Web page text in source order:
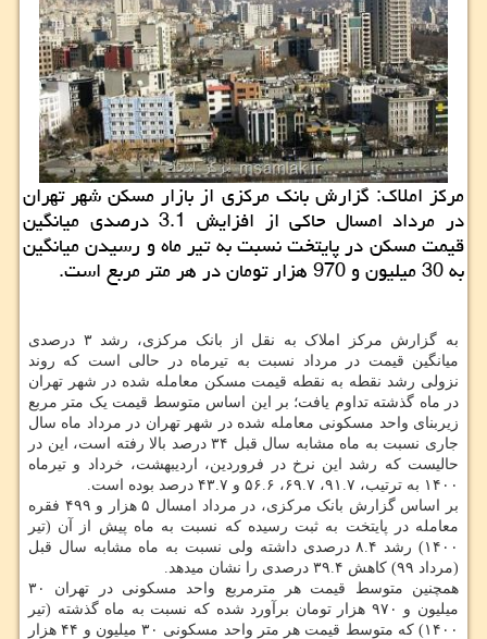
مرکز املاک: گزارش بانک مرکزی از بازار مسکن شهر تهران
در مرداد امسال حاکی از افزایش 3.1 درصدی میانگین
قیمت مسکن در پایتخت نسبت به تیر ماه و رسیدن میانگین
به 30 میلیون و 970 هزار تومان در هر متر مربع است.
به گزارش مرکز املاک به نقل از بانک مرکزی، رشد ۳ درصدی
میانگین قیمت در مرداد نسبت به تیرماه در حالی است که روند
نزولی رشد نقطه به نقطه قیمت مسکن معامله شده در شهر تهران
در ماه گذشته تداوم یافت؛ بر این اساس متوسط قیمت یک متر مربع
زیربنای واحد مسکونی معامله شده در شهر تهران در مرداد ماه سال
جاری نسبت به ماه مشابه سال قبل ۳۴ درصد بالا رفته است، این در
حالیست که رشد این نرخ در فروردین، اردیبهشت، خرداد و تیرماه
۱۴۰۰ به ترتیب، ۹۱.۷، ۶۹.۷، ۵۶.۶ و ۴۳.۷ درصد بوده است.
بر اساس گزارش بانک مرکزی، در مرداد امسال ۵ هزار و ۴۹۹ فقره
معامله در پایتخت به ثبت رسیده که نسبت به ماه پیش از آن (تیر
۱۴۰۰) رشد ۸.۴ درصدی داشته ولی نسبت به ماه مشابه سال قبل
(مرداد ۹۹) کاهش ۳۹.۴ درصدی را نشان میدهد.
همچنین متوسط قیمت هر مترمربع واحد مسکونی در تهران ۳۰
میلیون و ۹۷۰ هزار تومان برآورد شده که نسبت به ماه گذشته (تیر
۱۴۰۰) که متوسط قیمت هر متر واحد مسکونی ۳۰ میلیون و ۴۴ هزار